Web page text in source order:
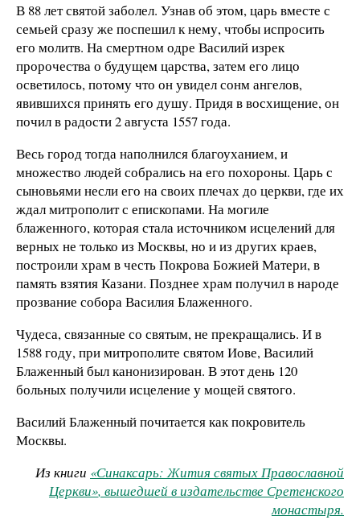
В 88 лет святой заболел. Узнав об этом, царь вместе с
семьей сразу же поспешил к нему, чтобы испросить
его молитв. На смертном одре Василий изрек
пророчества о будущем царства, затем его лицо
осветилось, потому что он увидел сонм ангелов,
явившихся принять его душу. Придя в восхищение, он
почил в радости 2 августа 1557 года.
Весь город тогда наполнился благоуханием, и
множество людей собрались на его похороны. Царь с
сыновьями несли его на своих плечах до церкви, где их
ждал митрополит с епископами. На могиле
блаженного, которая стала источником исцелений для
верных не только из Москвы, но и из других краев,
построили храм в честь Покрова Божией Матери, в
память взятия Казани. Позднее храм получил в народе
прозвание собора Василия Блаженного.
Чудеса, связанные со святым, не прекращались. И в
1588 году, при митрополите святом Иове, Василий
Блаженный был канонизирован. В этот день 120
больных получили исцеление у мощей святого.
Василий Блаженный почитается как покровитель
Москвы.
Из книги «Синаксарь: Жития святых Православной
Церкви», вышедшей в издательстве Сретенского
монастыря.